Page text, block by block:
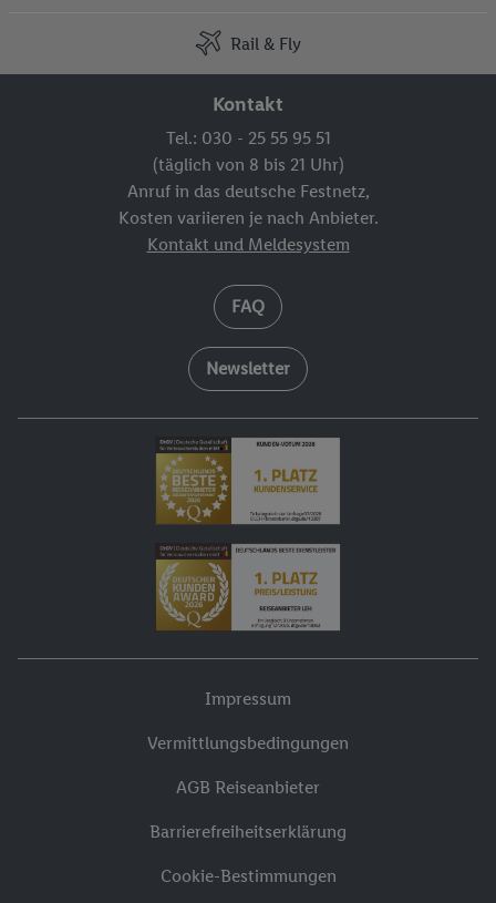
Rail & Fly
Kontakt
Tel.: 030 - 25 55 95 51
(täglich von 8 bis 21 Uhr)
Anruf in das deutsche Festnetz,
Kosten variieren je nach Anbieter.
Kontakt und Meldesystem
FAQ
Newsletter
Impressum
Vermittlungsbedingungen
AGB Reiseanbieter
Barrierefreiheitserklärung
Cookie-Bestimmungen